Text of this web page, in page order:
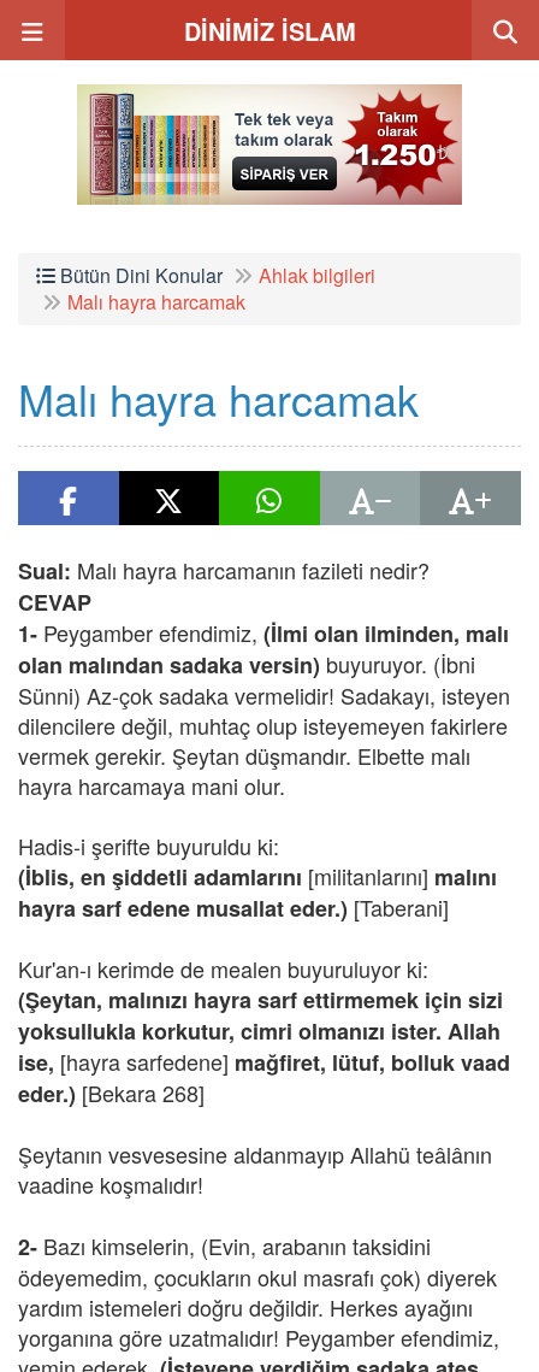
DİNİMİZ İSLAM
Bütün Dini Konular
Ahlak bilgileri
Malı hayra harcamak
Malı hayra harcamak
Sual: Malı hayra harcamanın fazileti nedir?
CEVAP
1- Peygamber efendimiz, (İlmi olan ilminden, malı
olan malından sadaka versin) buyuruyor. (İbni
Sünni) Az-çok sadaka vermelidir! Sadakayı, isteyen
dilencilere değil, muhtaç olup isteyemeyen fakirlere
vermek gerekir. Şeytan düşmandır. Elbette malı
hayra harcamaya mani olur.
Hadis-i şerifte buyuruldu ki:
(İblis, en şiddetli adamlarını [militanlarını] malını
hayra sarf edene musallat eder.) [Taberani]
Kur'an-ı kerimde de mealen buyuruluyor ki:
(Şeytan, malınızı hayra sarf ettirmemek için sizi
yoksullukla korkutur, cimri olmanızı ister. Allah
ise, [hayra sarfedene] mağfiret, lütuf, bolluk vaad
eder.) [Bekara 268]
Şeytanın vesvesesine aldanmayıp Allahü teâlânın
vaadine koşmalıdır!
2- Bazı kimselerin, (Evin, arabanın taksidini
ödeyemedim, çocukların okul masrafı çok) diyerek
yardım istemeleri doğru değildir. Herkes ayağını
yorganına göre uzatmalıdır! Peygamber efendimiz,